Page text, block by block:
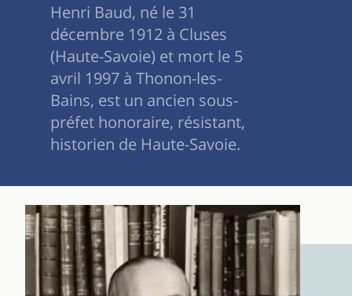
Henri Baud, né le 31
décembre 1912 à Cluses
(Haute-Savoie) et mort le 5
avril 1997 à Thonon-les-
Bains, est un ancien sous-
préfet honoraire, résistant,
historien de Haute-Savoie.